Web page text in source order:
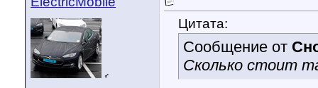
♂
Цитата:
Сообщение от
Сколько стоит